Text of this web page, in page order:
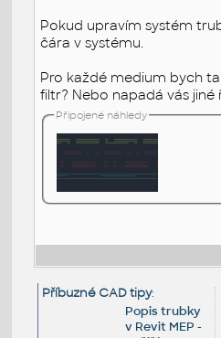
Pokud upravím systém
čára v systému.
Pro každé medium bych
filtr? Nebo napadá vás jiné
Připojené náhledy
Příbuzné CAD tipy:
Popis trubky
v Revit MEP -